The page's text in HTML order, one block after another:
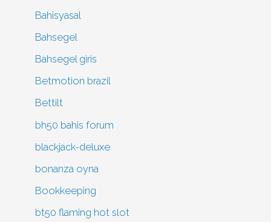
Bahisyasal
Bahsegel
Bahsegel giris
Betmotion brazil
Bettilt
bh50 bahis forum
blackjack-deluxe
bonanza oyna
Bookkeeping
bt50 flaming hot slot